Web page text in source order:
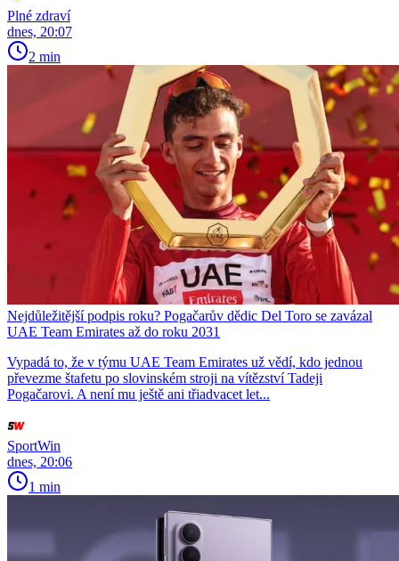
Plné zdraví
dnes, 20:07
2 min
Nejdůležitější podpis roku? Pogačarův dědic Del Toro se zavázal
UAE Team Emirates až do roku 2031
Vypadá to, že v týmu UAE Team Emirates už vědí, kdo jednou
převezme štafetu po slovinském stroji na vítězství Tadeji
Pogačarovi. A není mu ještě ani třiadvacet let...
SportWin
dnes, 20:06
1 min